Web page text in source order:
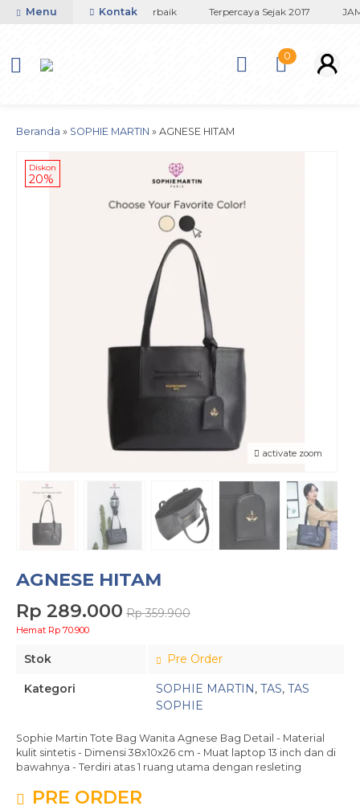
Titanium Lapisan Emas Terbaik Terpercaya Sejak 2017
Menu Kontak
0
Beranda » SOPHIE MARTIN » AGNESE HITAM
activate zoom
Diskon
20%
AGNESE HITAM
Rp 289.000 Rp 359.900
Hemat Rp 70.900
Stok Pre Order
Kategori SOPHIE MARTIN, TAS, TAS
SOPHIE
Sophie Martin Tote Bag Wanita Agnese Bag Detail - Material
kulit sintetis - Dimensi 38x10x26 cm - Muat laptop 13 inch dan di
bawahnya - Terdiri atas 1 ruang utama dengan resleting
PRE ORDER